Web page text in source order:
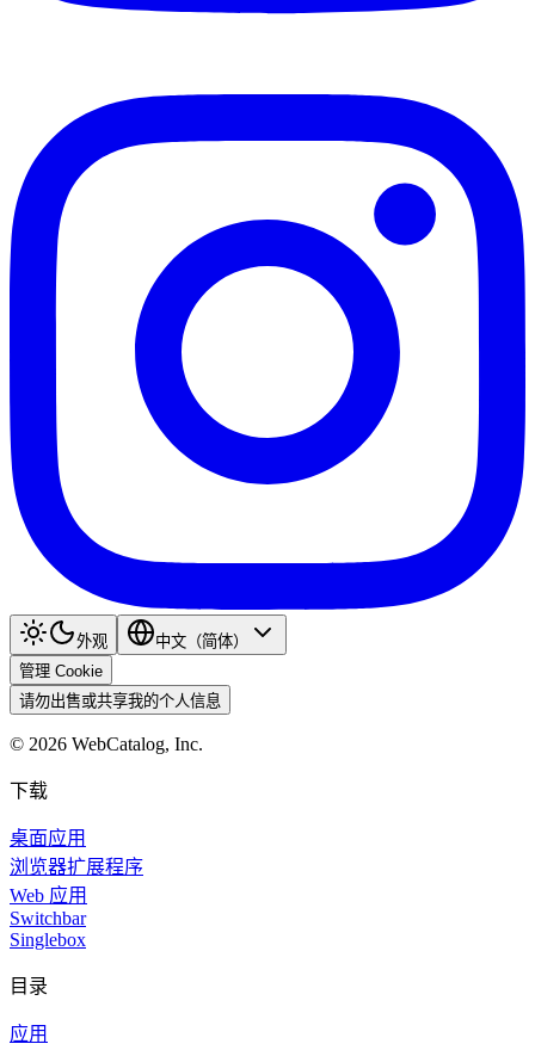
外观
中文（简体）
管理 Cookie
请勿出售或共享我的个人信息
© 2026 WebCatalog, Inc.
下载
桌面应用
浏览器扩展程序
Web 应用
Switchbar
Singlebox
目录
应用